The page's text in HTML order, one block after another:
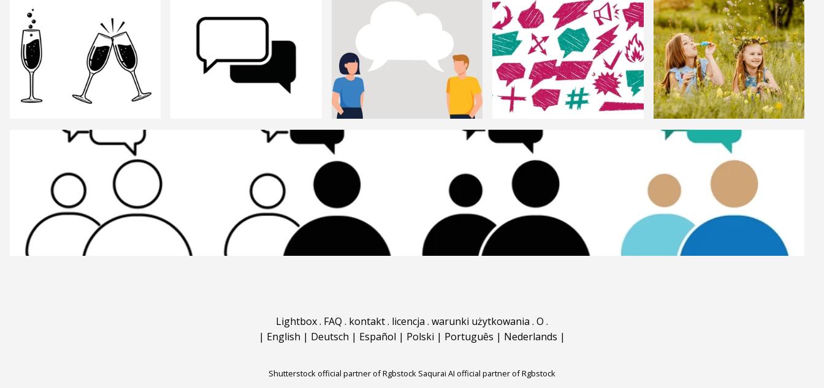
Lightbox. FAQ . kontakt. licencja . warunki użytkowania . O .
| English | Deutsch | Español | Polski | Português | Nederlands |
Shutterstock official partner of Rgbstock Saqurai AI official partner of Rgbstock